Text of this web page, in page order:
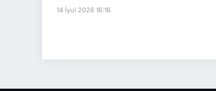
14 İyul 2026 16:16